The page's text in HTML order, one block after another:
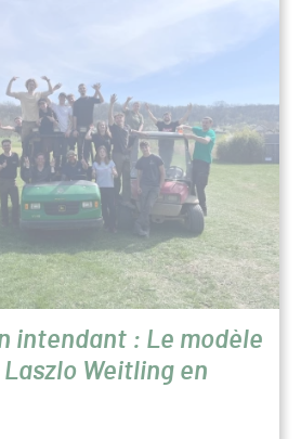
intendant : Le modèle
Weitling en